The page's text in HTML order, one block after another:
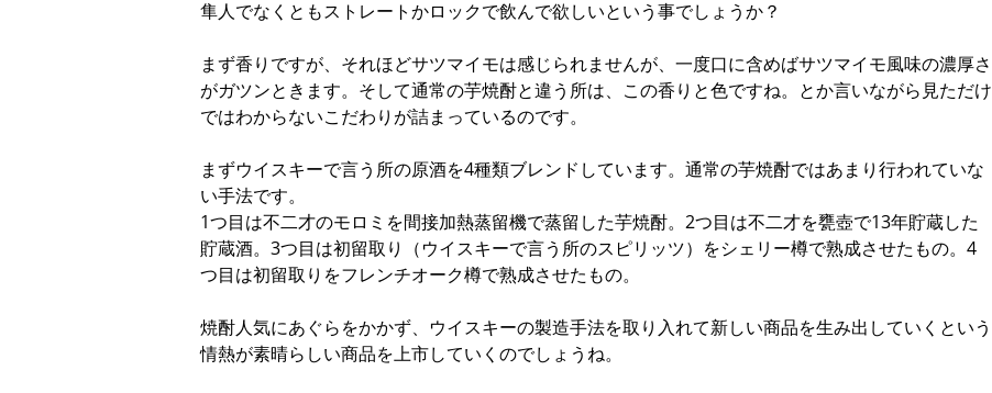
隼人でなくともストレートかロックで飲んで欲しいという事でしょうか？
まず香りですが、それほどサツマイモは感じられませんが、一度口に含めばサツマイモ風味の濃厚さ
がガツンときます。そして通常の芋焼酎と違う所は、この香りと色ですね。とか言いながら見ただけ
ではわからないこだわりが詰まっているのです。
まずウイスキーで言う所の原酒を4種類ブレンドしています。通常の芋焼酎ではあまり行われていな
い手法です。
1つ目は不二才のモロミを間接加熱蒸留機で蒸留した芋焼酎。2つ目は不二才を甕壺で13年貯蔵した
貯蔵酒。3つ目は初留取り（ウイスキーで言う所のスピリッツ）をシェリー樽で熟成させたもの。4
つ目は初留取りをフレンチオーク樽で熟成させたもの。
焼酎人気にあぐらをかかず、ウイスキーの製造手法を取り入れて新しい商品を生み出していくという
情熱が素晴らしい商品を上市していくのでしょうね。